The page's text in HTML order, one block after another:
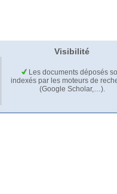
Visibilité
Les documents déposés
indexés par les moteurs de
(Google Scholar,…).